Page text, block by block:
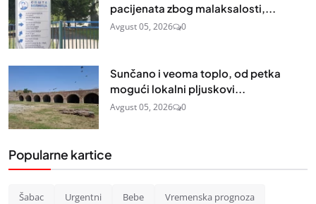
pacijenata zbog malaksalosti,...
Avgust 05, 2026 0
Sunčano i veoma toplo, od petka
mogući lokalni pljuskovi...
Avgust 05, 2026 0
Popularne kartice
Šabac Urgentni Bebe Vremenska prognoza